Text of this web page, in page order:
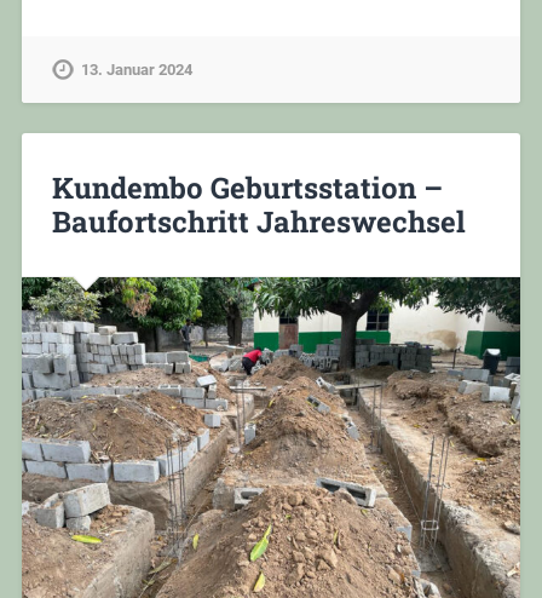
13. Januar 2024
Kundembo Geburtsstation –
Baufortschritt Jahreswechsel